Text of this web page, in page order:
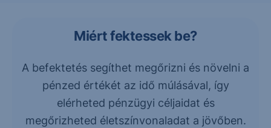
Miért fektessek be?
A befektetés segíthet megőrizni és növelni a
pénzed értékét az idő múlásával, így
elérheted pénzügyi céljaidat és
megőrizheted életszínvonaladat a jövőben.